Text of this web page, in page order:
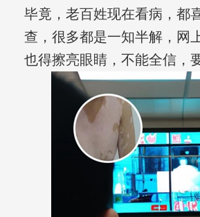
毕竟，老百姓现在看病，都
查，很多都是一知半解，网
也得擦亮眼睛，不能全信，